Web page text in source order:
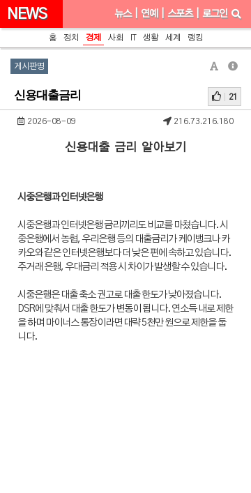
NEWS 뉴스 연예 스포츠 로그인
홈 정치 경제 사회 IT 생활 세계 랭킹
게시판명
신용대출금리 21
2026-08-09 216.73.216.180
신용대출 금리 알아보기
시중은행과 인터넷은행
시중은행과 인터넷은행 금리끼리도 비교를 마쳤습니다. 시
중은행에서 농협, 우리은행 등의 대출금리가 케이뱅크나 카
카오와 같은 인터넷은행보다 더 낮은 편에 속하고 있습니다.
주거래 은행, 우대금리 적용 시 차이가 발생할 수 있습니다.
시중은행은 대출 축소 권고로 대출 한도가 낮아졌습니다.
DSR에 맞춰서 대출 한도가 변동이 됩니다. 연소득 내로 제한
을 하며 마이너스 통장이라면 대략 5천만 원으로 제한을 둡
니다.